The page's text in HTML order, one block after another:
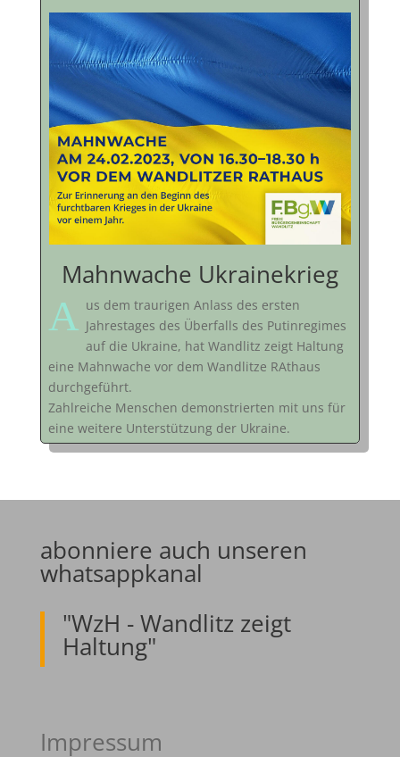
Mahnwache Ukrainekrieg
A us dem traurigen Anlass des ersten
Jahrestages des Überfalls des Putinregimes
auf die Ukraine, hat Wandlitz zeigt Haltung
eine Mahnwache vor dem Wandlitze RAthaus
durchgeführt.
Zahlreiche Menschen demonstrierten mit uns für
eine weitere Unterstützung der Ukraine.
abonniere auch unseren
whatsappkanal
"WzH - Wandlitz zeigt
Haltung"
Impressum